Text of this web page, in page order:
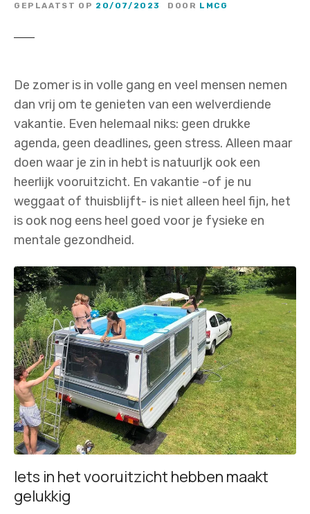
GEPLAATST OP 20/07/2023 DOOR LMCG
De zomer is in volle gang en veel mensen nemen
dan vrij om te genieten van een welverdiende
vakantie. Even helemaal niks: geen drukke
agenda, geen deadlines, geen stress. Alleen maar
doen waar je zin in hebt is natuurljk ook een
heerlijk vooruitzicht. En vakantie -of je nu
weggaat of thuisblijft- is niet alleen heel fijn, het
is ook nog eens heel goed voor je fysieke en
mentale gezondheid.
Iets in het vooruitzicht hebben maakt
gelukkig